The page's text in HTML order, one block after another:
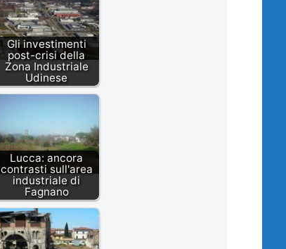
Gli investimenti
post-crisi della
Zona Industriale
Udinese
Lucca: ancora
contrasti sull'area
industriale di
Fagnano